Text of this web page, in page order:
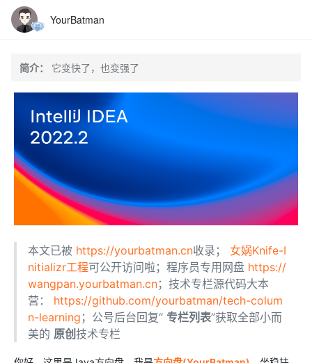
YourBatman
简介： 它变快了，也变强了
本文已被 https://yourbatman.cn收录； 女娲Knife-I
nitializr工程可公开访问啦；程序员专用网盘 https://
wangpan.yourbatman.cn；技术专栏源代码大本
营： https://github.com/yourbatman/tech-colum
n-learning ；公号后台回复“ 专栏列表”获取全部小而
美的 原创 技术专栏